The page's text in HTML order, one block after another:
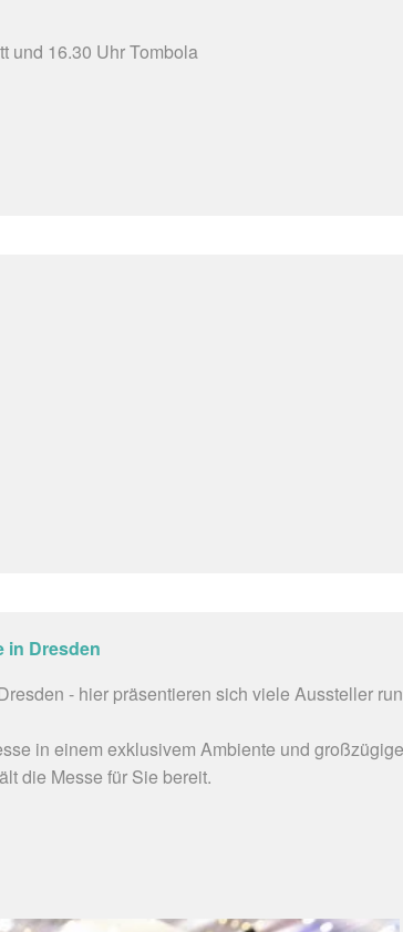
und 16.30 Uhr Tombola
in Dresden
- hier präsentieren sich viele Aussteller
in einem exklusivem Ambiente und
die Messe für Sie bereit.